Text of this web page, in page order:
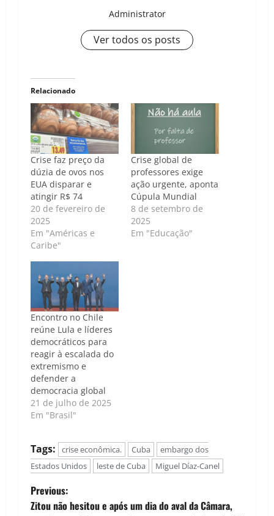
Administrator
Ver todos os posts
Relacionado
Crise faz preço da
dúzia de ovos nos
EUA disparar e
atingir R$ 74
20 de fevereiro de
2025
Em "Américas e
Caribe"
Crise global de
professores exige
ação urgente, aponta
Cúpula Mundial
8 de setembro de
2025
Em "Educação"
Encontro no Chile
reúne Lula e líderes
democráticos para
reagir à escalada do
extremismo e
defender a
democracia global
21 de julho de 2025
Em "Brasil"
Tags: crise econômica. Cuba
embargo dos
Estados Unidos
leste de Cuba Miguel Díaz-Canel
P
Previous:
Zitou não hesitou e após um dia do aval da Câmara,